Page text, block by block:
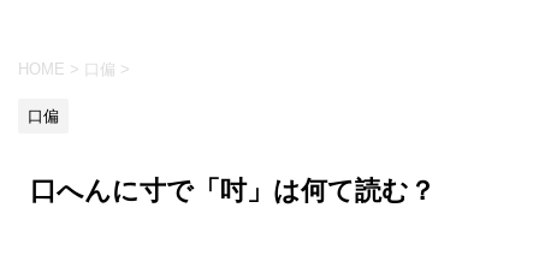
HOME > 口偏 >
口偏
口へんに寸で「吋」は何て読む？